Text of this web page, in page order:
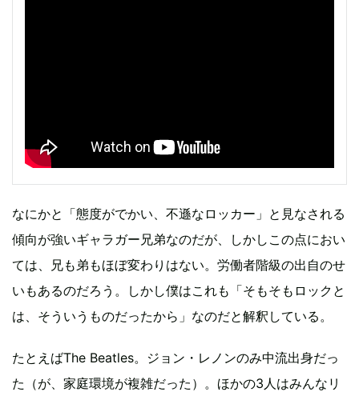
なにかと「態度がでかい、不遜なロッカー」と見なされる
傾向が強いギャラガー兄弟なのだが、しかしこの点におい
ては、兄も弟もほぼ変わりはない。労働者階級の出自のせ
いもあるのだろう。しかし僕はこれも「そもそもロックと
は、そういうものだったから」なのだと解釈している。
たとえばThe Beatles。ジョン・レノンのみ中流出身だっ
た（が、家庭環境が複雑だった）。ほかの3人はみんなリ